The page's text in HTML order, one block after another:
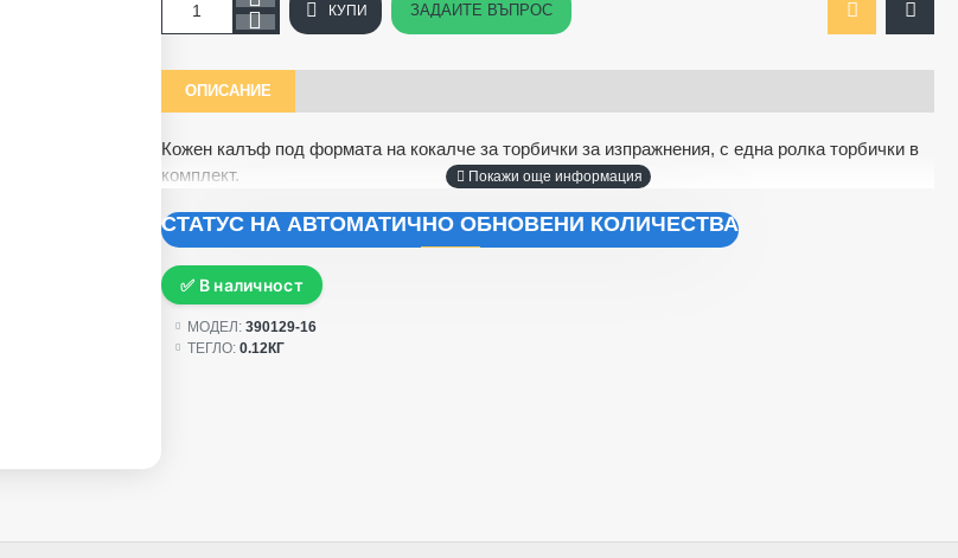
ОПИСАНИЕ
Кожен калъф под формата на кокалче за торбички за изпражнения, с една ролка торбички в
комплект.
СТАТУС НА АВТОМАТИЧНО ОБНОВЕНИ КОЛИЧЕСТВА
✅ В наличност
МОДЕЛ: 390129-16
ТЕГЛО: 0.12КГ
КУПИ ЗАДАЙТЕ ВЪПРОС